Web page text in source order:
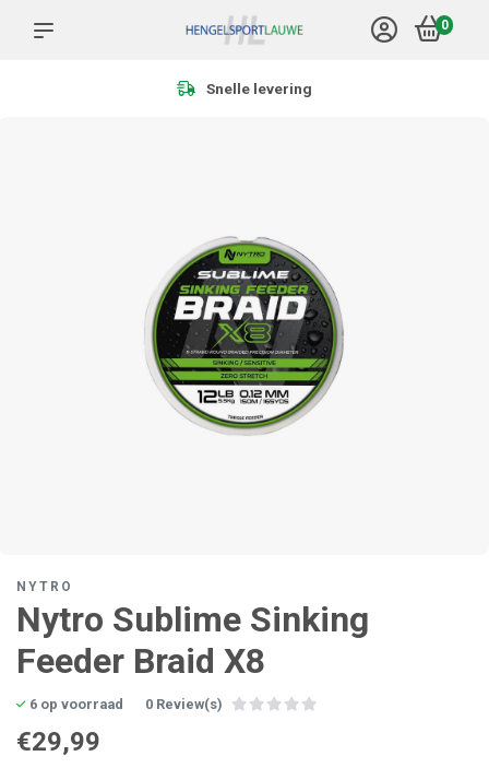
0
Meer dan 1.000 producten
NYTRO
Nytro Sublime Sinking
Feeder Braid X8
6 op voorraad 0 Review(s)
€29,99